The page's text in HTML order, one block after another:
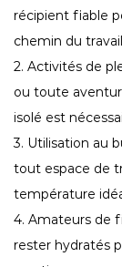
récipient fiable
chemin du
2. Activités de
ou toute
isolé est
3. Utilisation au
tout espace de
température
4. Amateurs de
rester hydratés